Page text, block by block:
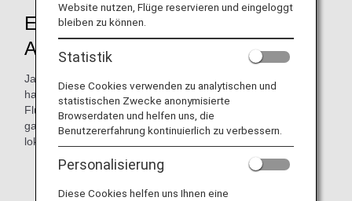
Entdecken Sie mehr von Japan mit
ANA
Japan begeistert nicht nur mit seinen Großstädten. (Japan
hat weit mehr zu bieten als nur seine Großstädte.) Vom
Flughafen Haneda fliegt ANA zu mehr als 40 Flughäfen im
ganzen Land und verbindet Sie mit versteckten Highlights,
lokalen Kulturen und regionalen Spezialitäten.
Website nutzen, Flüge reservieren und eingeloggt
bleiben zu können.
Statistik
Diese Cookies verwenden zu analytischen und
statistischen Zwecke anonymisierte
Browserdaten und helfen uns, die
Benutzererfahrung kontinuierlich zu verbessern.
Personalisierung
Diese Cookies helfen uns Ihnen eine